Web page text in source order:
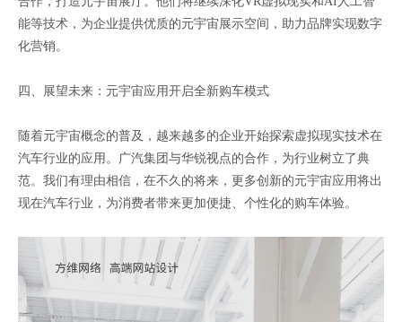
能等技术，为企业提供优质的元宇宙展示空间，助力品牌实现数字
化营销。
四、展望未来：元宇宙应用开启全新购车模式
随着元宇宙概念的普及，越来越多的企业开始探索虚拟现实技术在
汽车行业的应用。广汽集团与华锐视点的合作，为行业树立了典
范。我们有理由相信，在不久的将来，更多创新的元宇宙应用将出
现在汽车行业，为消费者带来更加便捷、个性化的购车体验。